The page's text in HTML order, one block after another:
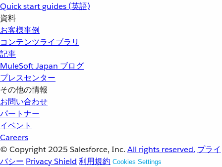
Quick start guides (英語)
資料
お客様事例
コンテンツライブラリ
記事
MuleSoft Japan ブログ
プレスセンター
その他の情報
お問い合わせ
パートナー
イベント
Careers
© Copyright 2025 Salesforce, Inc. All rights reserved. プライ
バシー Privacy Shield 利用規約 Cookies Settings